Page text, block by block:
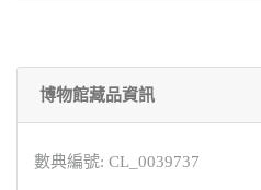
博物館藏品資訊
數典編號: CL_0039737